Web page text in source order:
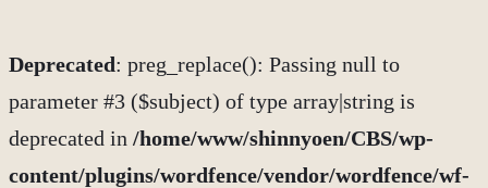
Deprecated: preg_replace(): Passing null to
parameter #3 ($subject) of type array|string is
deprecated in /home/www/shinnyoen/CBS/wp-
content/plugins/wordfence/vendor/wordfence/wf-